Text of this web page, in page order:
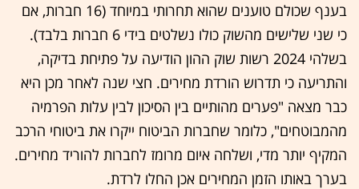
בענף שכולם טוענים שהוא תחרותי במיוחד (16 חברות, אם
כי שני שלישים מהשוק כולו נשלטים בידי 6 חברות בלבד).
בשלהי 2024 רשות שוק ההון הודיעה על פתיחת בדיקה,
והתריעה כי תדרוש הורדת מחירים. חצי שנה לאחר מכן היא
כבר מצאה "פערים מהותיים בין הסיכון לבין עלות הפרמיה
מהמבוטחים", כלומר שחברות הביטוח ייקרו את ביטוחי הרכב
המקיף יותר מדי, ושלחה איום מרומז לחברות להוריד מחירים.
בערך באותו הזמן המחירים אכן החלו לרדת.